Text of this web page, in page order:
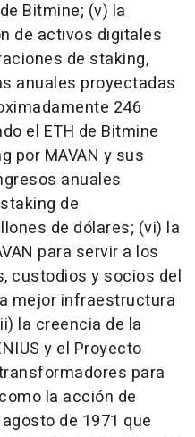
Bitmine; (v) la
de activos digitales
de staking,
anuales proyectadas
246
el ETH de Bitmine
por MAVAN y sus
anuales
de
de dólares; (vi) la
para servir a los
custodios y socios del
mejor infraestructura
la creencia de la
y el Proyecto
para
la acción de
de 1971 que